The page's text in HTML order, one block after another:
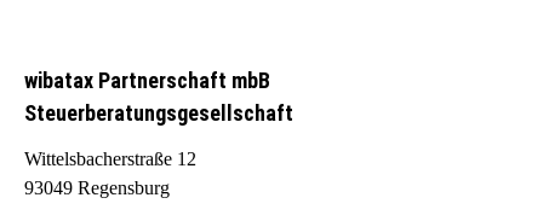
wibatax Partnerschaft mbB
Steuerberatungsgesellschaft
Wittelsbacherstraße 12
93049 Regensburg